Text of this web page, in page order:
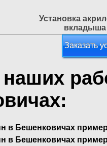
Установка
вкладыша
Заказать
наших